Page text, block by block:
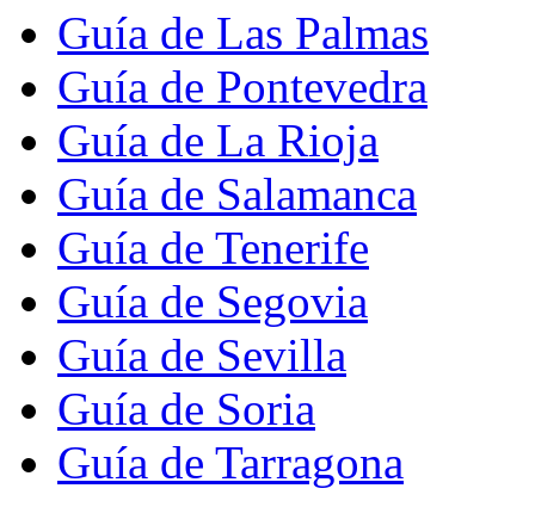
Guía de Las Palmas
Guía de Pontevedra
Guía de La Rioja
Guía de Salamanca
Guía de Tenerife
Guía de Segovia
Guía de Sevilla
Guía de Soria
Guía de Tarragona